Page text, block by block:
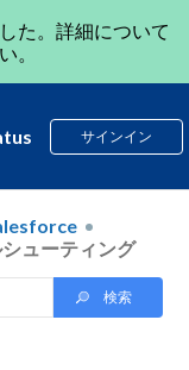
た。詳細について
。
サインイン
ューティング